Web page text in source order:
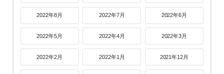
2022年8月 2022年7月 2022年6月
2022年5月 2022年4月 2022年3月
2022年2月 2022年1月 2021年12月